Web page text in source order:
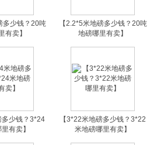
多少钱？20吨
有卖】
【2.2*5米地磅多少钱？20吨
地磅哪里有卖】
多少钱？3*24
有卖】
【3*22米地磅多少钱？3*22
米地磅哪里有卖】